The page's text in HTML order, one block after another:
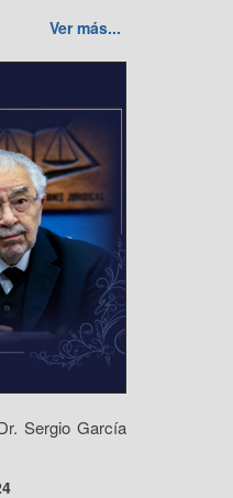
Ver más...
Sergio García